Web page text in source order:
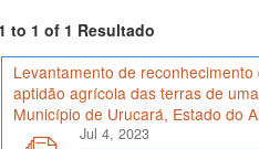
to 1 of 1 Resultado
Levantamento de
aptidão agrícola das terras de
Município de Urucará, Estado do
Jul 4, 2023